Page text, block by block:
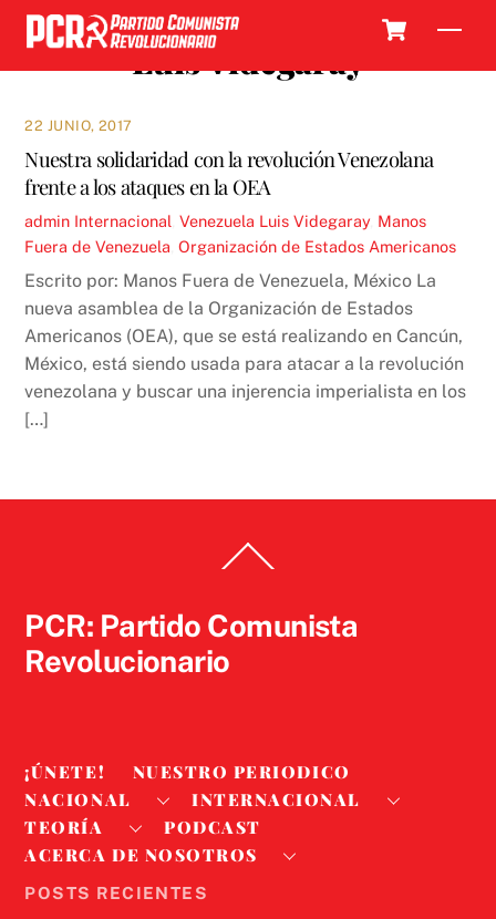
Skip
content
Luis Videgaray
22 JUNIO, 2017
Nuestra solidaridad con la revolución Venezolana
frente a los ataques en la OEA
admin Internacional ,Venezuela Luis Videgaray, Manos
Fuera de Venezuela ,Organización de Estados Americanos
Escrito por: Manos Fuera de Venezuela, México La
nueva asamblea de la Organización de Estados
Americanos (OEA), que se está realizando en Cancún,
México, está siendo usada para atacar a la revolución
venezolana y buscar una injerencia imperialista en los
[…]
To
PCR: Partido Comunista
Revolucionario
¡ÚNETE!
NUESTRO PERIODICO
NACIONAL
INTERNACIONAL
TEORÍA
PODCAST
ACERCA DE NOSOTROS
POSTS RECIENTES